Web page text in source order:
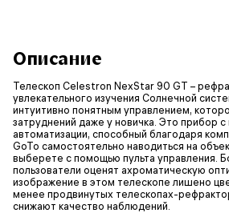
Описание
Телескоп Celestron NexStar 90 GT –
увлекательного изучения Солнечной
интуитивно понятным управлением,
затруднений даже у новичка. Это прибор
автоматизации, способный благодаря
GoTo самостоятельно наводиться на
выберете с помощью пульта управления.
пользователи оценят ахроматическую
изображение в этом телескопе лишено
менее продвинутых телескопах-
снижают качество наблюдений.